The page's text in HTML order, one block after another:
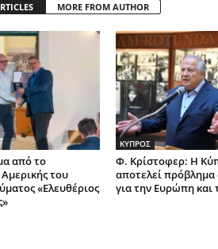
MORE FROM AUTHOR
από το
του
«Ελευθέριος
ΚΥΠΡΟΣ
Φ. Κρίστοφερ: Η
αποτελεί πρόβλημα
για την Ευρώπη και